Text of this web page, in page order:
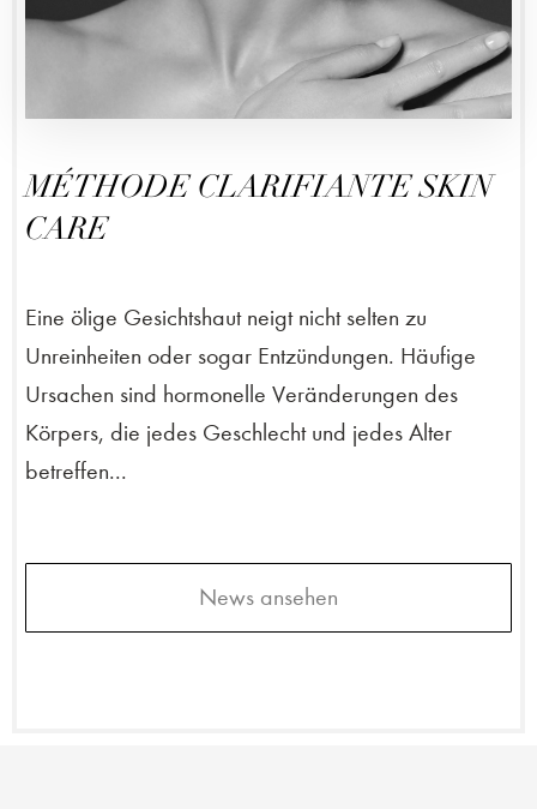
MÉTHODE CLARIFIANTE SKIN
CARE
Eine ölige Gesichtshaut neigt nicht selten zu
Unreinheiten oder sogar Entzündungen. Häufige
Ursachen sind hormonelle Veränderungen des
Körpers, die jedes Geschlecht und jedes Alter
betreffen...
News ansehen